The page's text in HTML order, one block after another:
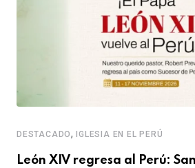
DESTACADO,IGLESIA EN EL PERÚ
León XIV regresa al Perú: